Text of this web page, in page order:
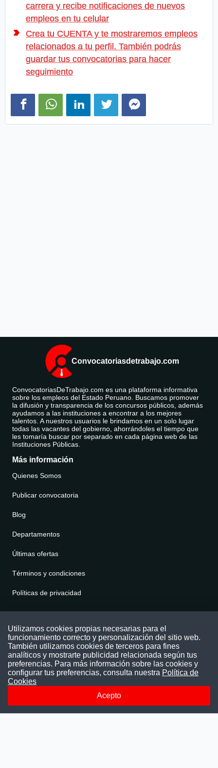
carrera y recibe notificaciones de nuevos
empleos en tu celular
Crea tu CUENTA y te mostraremos empleos
relacionados a tu perfil. También podrás
guardar tus convocatorias para hacer
seguimiento
Convocatoriasdetrabajo.com
ConvocatoriasDeTrabajo.com es una plataforma informativa
sobre los empleos del Estado Peruano. Buscamos promover
la difusión y transparencia de los concursos públicos, además
ayudamos a las instituciones a encontrar a los mejores
talentos. A nuestros usuarios le brindamos en un solo lugar
todas las vacantes del gobierno, ahorrándoles el tiempo que
les tomaría buscar por separado en cada página web de las
Instituciones Públicas.
Más información
Quienes Somos
Publicar convocatoria
Blog
Departamentos
Últimas ofertas
Términos y condiciones
Políticas de privacidad
Puede comunicarse con nosotros a través
nuestras redes sociales o del correo:
contacto@convocatoriasdetrabajo.com
Siguenos en:
Utilizamos cookies propias necesarias para el
funcionamiento correcto y personalización del sitio web.
También utilizamos cookies de terceros para fines
analíticos y mostrarte publicidad relacionada según tus
preferencias. Para más información sobre las cookies y
configurar tus preferencias, consulta nuestra Política de
Cookies
Acepto